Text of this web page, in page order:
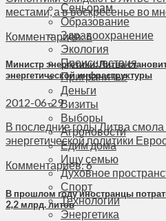
Сеньорам
Образование
Здравоохранение
Экология
Происшествия
Приграничье
Деньги
Визиты
Выборы
Агроновости
Едим дома
Ищу семью
Духовное
Спорт
Технологии
Энергетика
местами, а в воскресенье во
Комментариев: 6
Министр энергетики: Литва
энергетической инфраструктуры
2012-06-29
В последние годы Литва смола
энергетической политики
Комментариев: 6
В прошлом году иностранцы
2,2 млрд. литов